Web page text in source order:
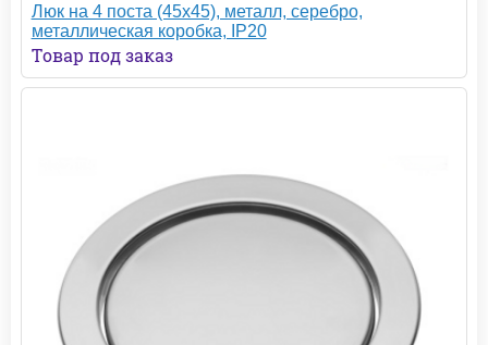
Люк на 4 поста (45х45), металл, серебро,
металлическая коробка, IP20
Товар под заказ